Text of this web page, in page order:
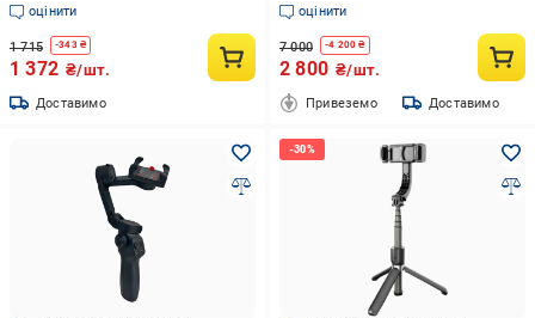
(124-14-14862)
оцінити
1 715 -343₴
1 372 ₴/шт.
Доставимо
оцінити
7 000 -4 200 ₴
2 800 ₴/шт.
Привеземо Доставимо